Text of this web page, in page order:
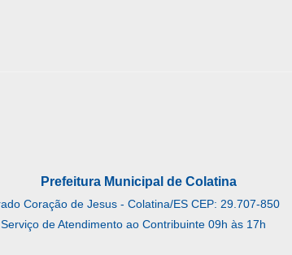
Prefeitura Municipal de Colatina
Coração de Jesus - Colatina/ES CEP: 29.707-850
Serviço de Atendimento ao Contribuinte 09h às 17h